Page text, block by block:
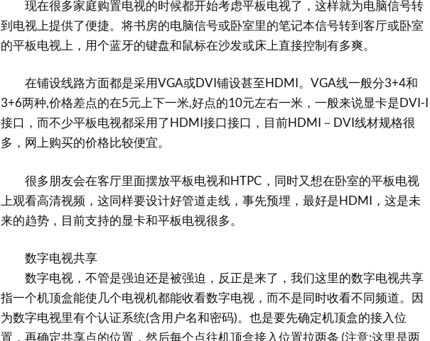
现在很多家庭购置电视的时候都开始考虑平板电视了，这样就为电脑信号转
到电视上提供了便捷。将书房的电脑信号或卧室里的笔记本信号转到客厅或卧室
的平板电视上，用个蓝牙的键盘和鼠标在沙发或床上直接控制有多爽。
在铺设线路方面都是采用VGA或DVI铺设甚至HDMI。VGA线一般分3+4和
3+6两种,价格差点的在5元上下一米,好点的10元左右一米，一般来说显卡是DVI-I
接口，而不少平板电视都采用了HDMI接口接口，目前HDMI－DVI线材规格很
多，网上购买的价格比较便宜。
很多朋友会在客厅里面摆放平板电视和HTPC，同时又想在卧室的平板电视
上观看高清视频，这同样要设计好管道走线，事先预埋，最好是HDMI，这是未
来的趋势，目前支持的显卡和平板电视很多。
数字电视共享
数字电视，不管是强迫还是被强迫，反正是来了，我们这里的数字电视共享
指一个机顶盒能使几个电视机都能收看数字电视，而不是同时收看不同频道。因
为数字电视里有个认证系统(含用户名和密码)。也是要先确定机顶盒的接入位
置，再确定共享点的位置，然后每个点往机顶盒接入位置拉两条 (注意:这里是两